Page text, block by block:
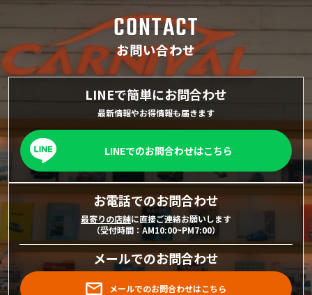
RV岩槻店
上尾店
会社案内
採用情報
CONTACT
お問い合わせ
LINEで簡単にお問合わせ
最新情報やお得情報も届きます
LINEでのお問合わせはこちら
お電話でのお問合わせ
最寄りの店舗に直接ご連絡お願いします
（受付時間：AM10:00~PM7:00）
メールでのお問合わせ
メールでのお問合わせはこちら